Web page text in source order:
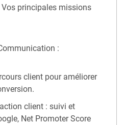
principales missions
:
client pour améliorer
client : suivi et
Net Promoter Score